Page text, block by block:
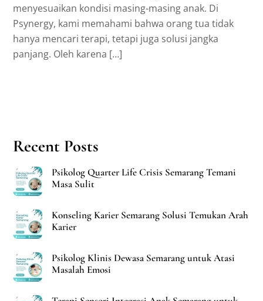
menyesuaikan kondisi masing-masing anak. Di
Psynergy, kami memahami bahwa orang tua tidak
hanya mencari terapi, tetapi juga solusi jangka
panjang. Oleh karena […]
Recent Posts
Psikolog Quarter Life Crisis Semarang Temani
Masa Sulit
Konseling Karier Semarang Solusi Temukan Arah
Karier
Psikolog Klinis Dewasa Semarang untuk Atasi
Masalah Emosi